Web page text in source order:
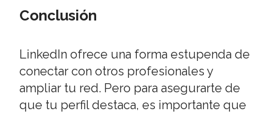
Conclusión
LinkedIn ofrece una forma estupenda de
conectar con otros profesionales y
ampliar tu red. Pero para asegurarte de
que tu perfil destaca, es importante que